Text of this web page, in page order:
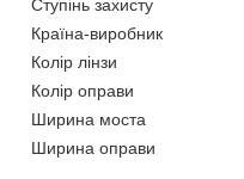
Ступінь захисту
Країна-виробник
Колір лінзи
Колір оправи
Ширина моста
Ширина оправи